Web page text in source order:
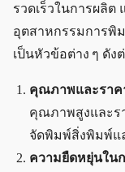
รวดเร็วในการผลิต
อุตสาหกรรมการพิ
เป็นหัวข้อต่าง ๆ ดัง
คุณภาพและราค
คุณภาพสูงและร
จัดพิมพ์สิ่งพิมพ์แ
ความยืดหยุ่นใน